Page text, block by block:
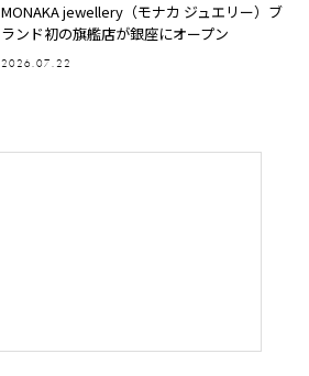
MONAKA jewellery（モナカ ジュエリー）ブ
ランド初の旗艦店が銀座にオープン
2026.07.22